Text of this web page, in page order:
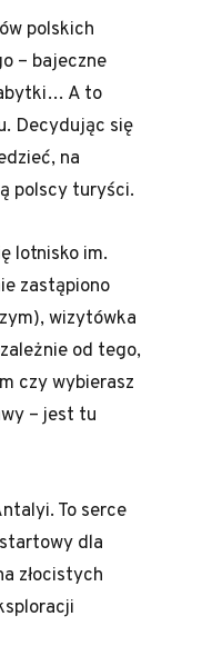
polskich
– bajeczne
A to
Decydując się
na
polscy turyści.
lotnisko im.
zastąpiono
wizytówka
od tego,
czy wybierasz
– jest tu
To serce
dla
złocistych